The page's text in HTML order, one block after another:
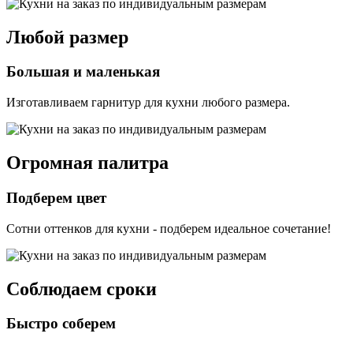
Любой размер
Большая и маленькая
Изготавливаем гарнитур для кухни любого размера.
Огромная палитра
Подберем цвет
Сотни оттенков для кухни - подберем идеальное сочетание!
Соблюдаем сроки
Быстро соберем